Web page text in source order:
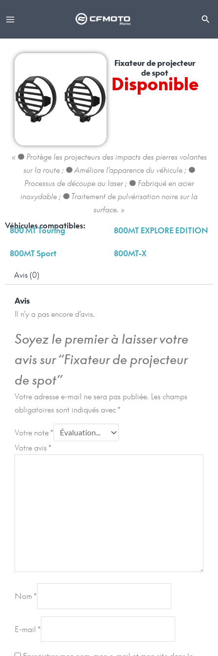
au
Fixateur de projecteur
de spot
Disponible
« ● Protège les projecteurs des impacts des pierres volantes
sur la route ; ● Améliore l’apparence du véhicule ; ●
Processus de découpe au laser ; ● Fabriqué en acier
inoxydable ; ● Traitement de pulvérisation noire sur la
surface. »
Véhicules compatibles:
800 MT Touring 800MT EXPLORE EDITION
800MT Sport 800MT-X
Avis (0)
Avis
Il n’y a pas encore d’avis.
Soyez le premier à laisser votre
avis sur “Fixateur de projecteur
de spot”
Votre adresse e-mail ne sera pas publiée. Les champs
obligatoires sont indiqués avec *
Votre note *
Votre avis *
Nom *
E-mail *